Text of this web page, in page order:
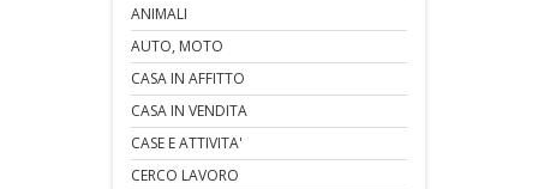
ANIMALI
AUTO, MOTO
CASA IN AFFITTO
CASA IN VENDITA
CASE E ATTIVITA'
CERCO LAVORO